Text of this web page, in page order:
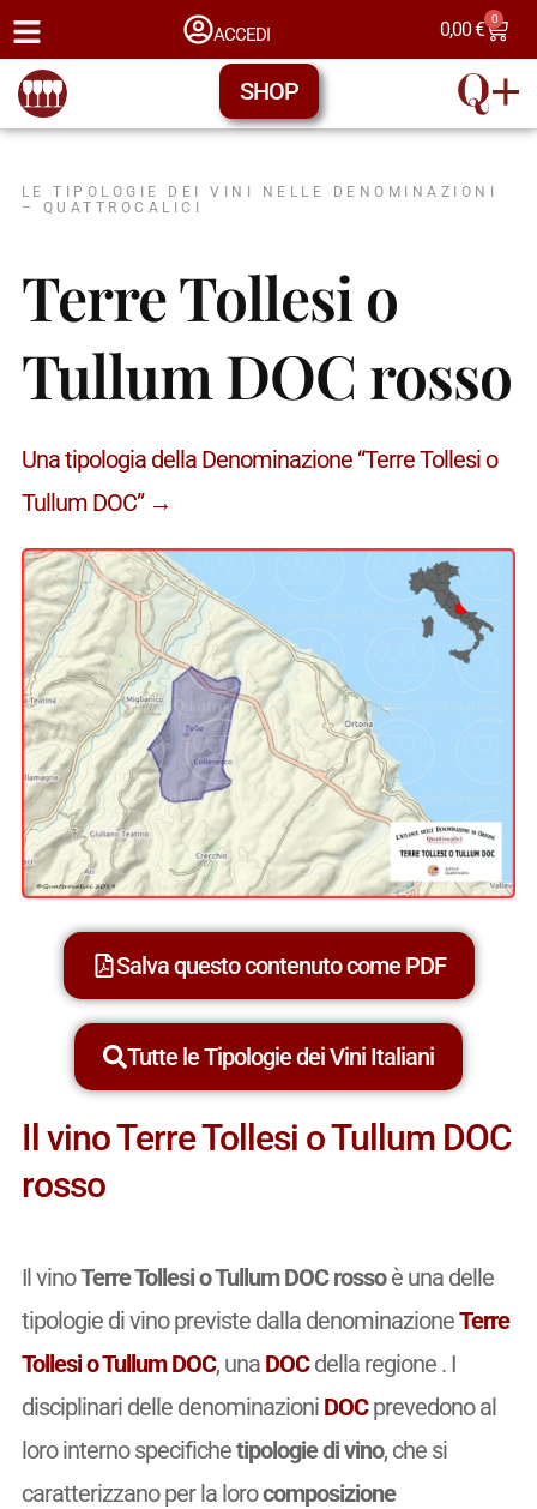
ACCEDI 0,00€ 0
SHOP
LE TIPOLOGIE DEI VINI NELLE DENOMINAZIONI
– QUATTROCALICI
Terre Tollesi o
Tullum DOC rosso
Una tipologia della Denominazione “Terre Tollesi o
Tullum DOC” →
Salva questo contenuto come PDF
Tutte le Tipologie dei Vini Italiani
Il vino Terre Tollesi o Tullum DOC
rosso
Il vinoTerre Tollesi o Tullum DOC rossoè una delle
tipologie di vino previste dalla denominazioneTerre
Tollesi o Tullum DOC, una DOCdella regione . I
disciplinari delle denominazioni DOCprevedono al
loro interno specifichetipologie di vino, che si
caratterizzano per la lorocomposizione